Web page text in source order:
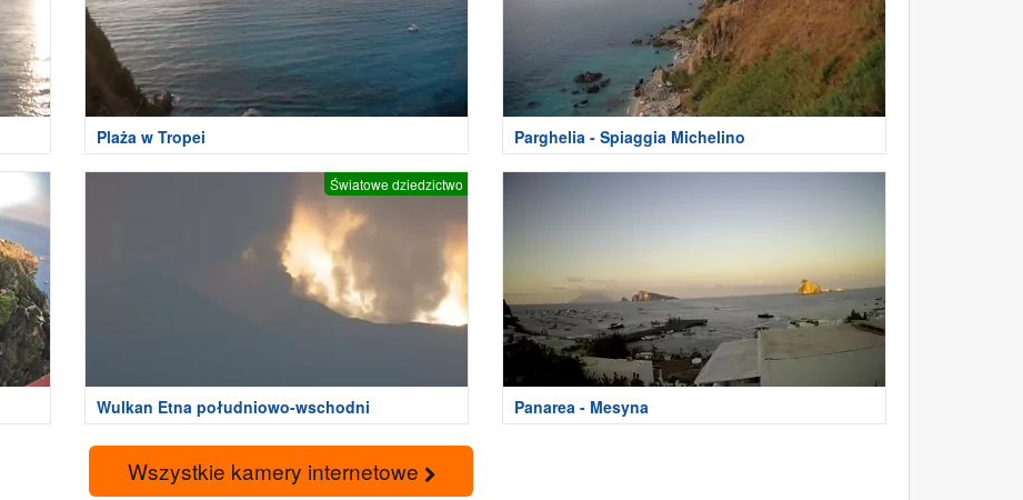
Plaża w Tropei Parghelia - Spiaggia Michelino
Światowe dziedzictwo
Wulkan Etna południowo-wschodni Panarea - Mesyna
Wszystkie kamery internetowe